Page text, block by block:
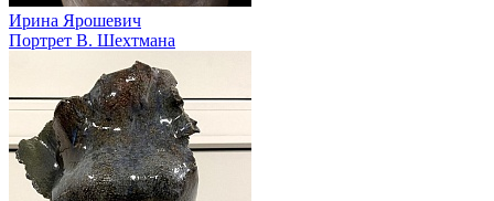
Ирина Ярошевич
Портрет В. Шехтмана